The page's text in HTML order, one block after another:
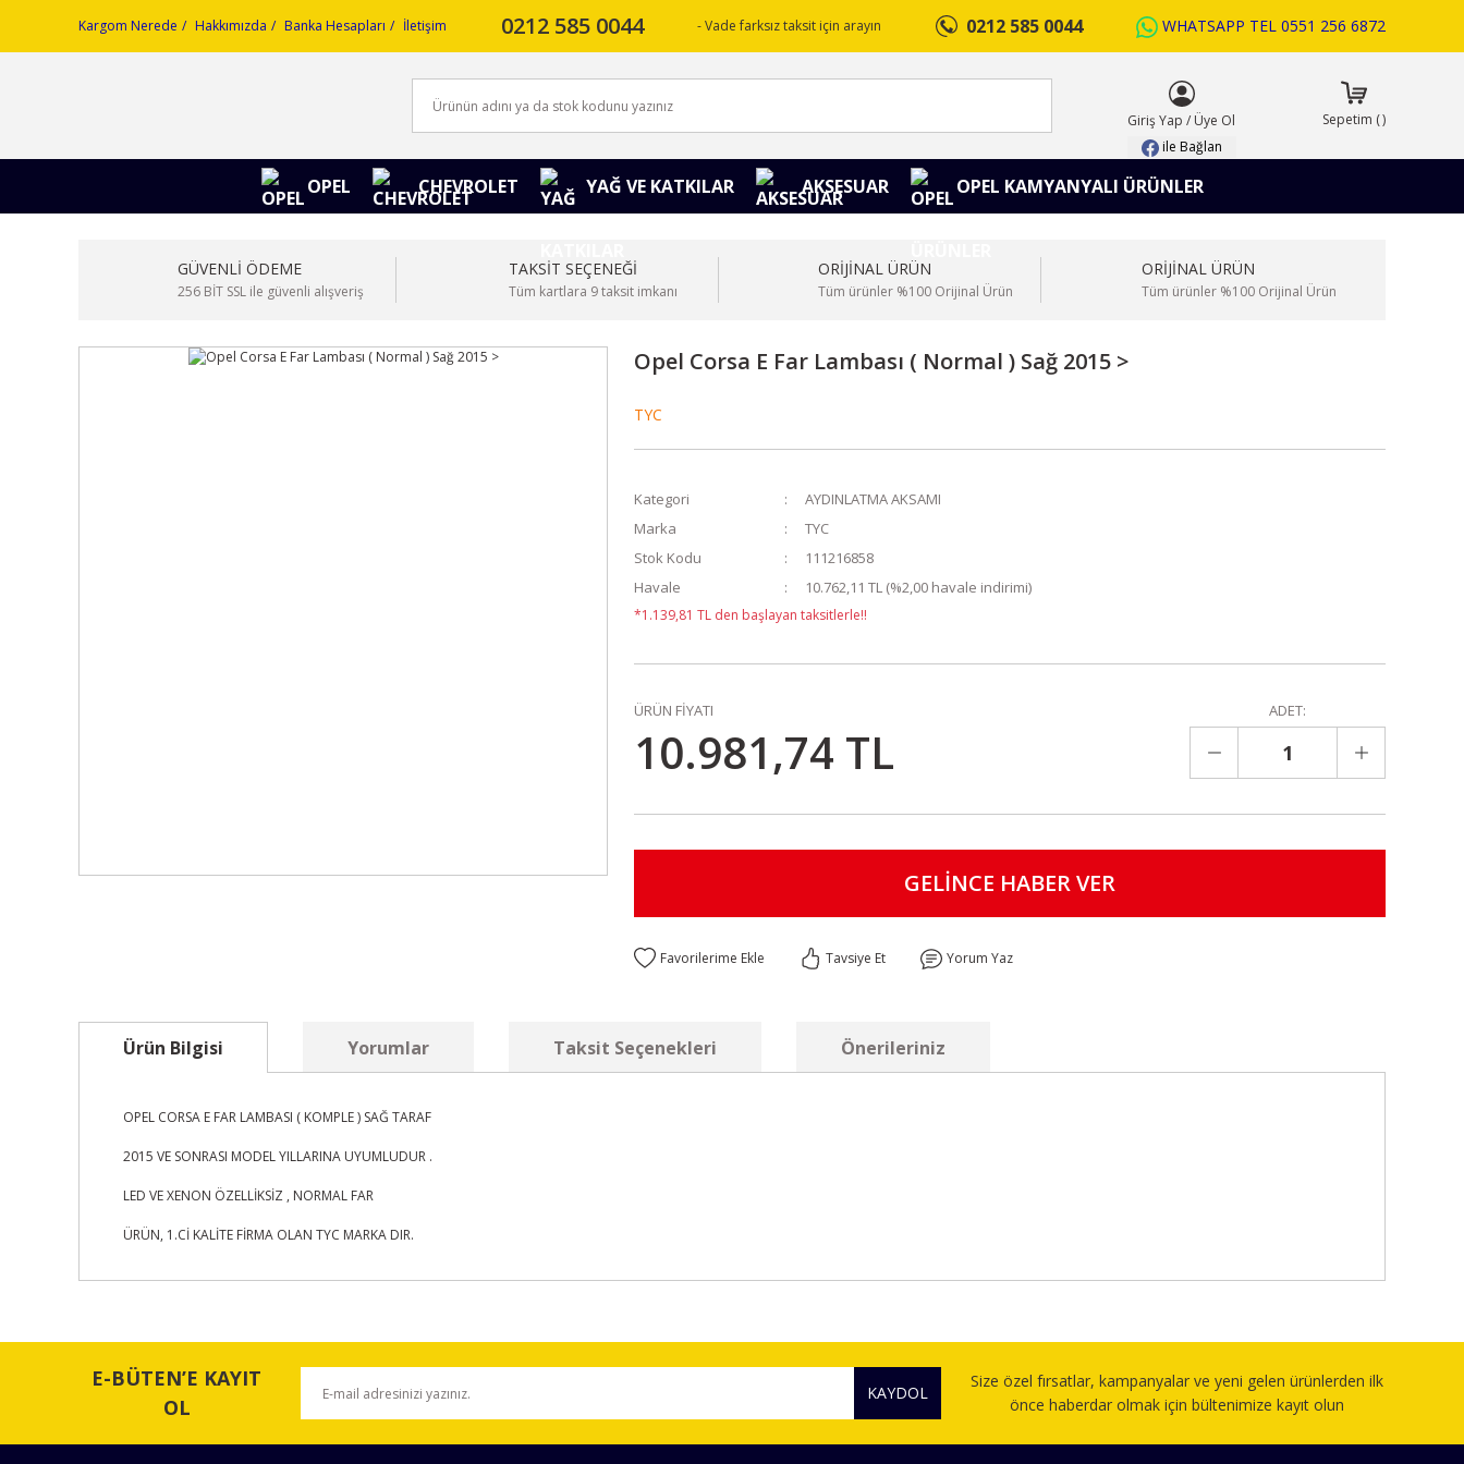
Kargom Nerede Hakkımızda Banka Hesapları İletişim 0212 585 0044 - Vade farksız taksit için arayın 0212 585 0044 WHATSAPP TEL 0551 256 6872
Giriş Yap / Üye Ol
ile Bağlan
Sepetim ()
OPEL CHEVROLET YAĞ VE KATKILAR AKSESUAR OPEL KAMYANYALI ÜRÜNLER
GÜVENLİ ÖDEME
256 BİT SSL ile güvenli alışveriş
TAKSİT SEÇENEĞİ
Tüm kartlara 9 taksit imkanı
ORİJİNAL ÜRÜN
Tüm ürünler %100 Orijinal Ürün
ORİJİNAL ÜRÜN
Tüm ürünler %100 Orijinal Ürün
Opel Corsa E Far Lambası ( Normal ) Sağ 2015 >
TYC
Kategori
AYDINLATMA AKSAMI
Marka
TYC
Stok Kodu
111216858
Havale
10.762,11 TL (%2,00 havale indirimi)
*1.139,81 TL den başlayan taksitlerle!!
ÜRÜN FİYATI
10.981,74 TL
ADET:
GELİNCE HABER VER
Tavsiye Et Yorum Yaz
Ürün Bilgisi Yorumlar Taksit Seçenekleri Önerileriniz
OPEL CORSA E FAR LAMBASI ( KOMPLE ) SAĞ TARAF
2015 VE SONRASI MODEL YILLARINA UYUMLUDUR .
LED VE XENON ÖZELLİKSİZ , NORMAL FAR
ÜRÜN, 1.Cİ KALİTE FİRMA OLAN TYC MARKA DIR.
Görüş ve önerileriniz için teşekkür ederiz.
Ürün resmi kalitesiz, bozuk veya görüntülenemiyor.
E-BÜTEN’E KAYIT
OL
KAYDOL
Size özel fırsatlar, kampanyalar ve yeni gelen ürünlerden ilk
önce haberdar olmak için bültenimize kayıt olun